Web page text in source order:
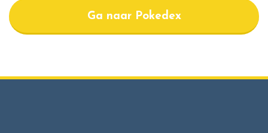
Ga naar Pokedex